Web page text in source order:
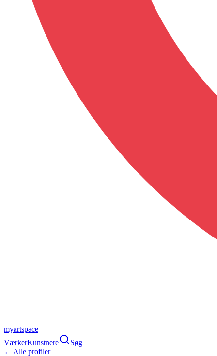
myartspace
VærkerKunstnere
Søg
← Alle profiler